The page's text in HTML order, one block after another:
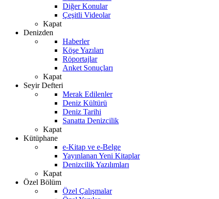
Diğer Konular
Çeşitli Videolar
Kapat
Denizden
Haberler
Köşe Yazıları
Röportajlar
Anket Sonuçları
Kapat
Seyir Defteri
Merak Edilenler
Deniz Kültürü
Deniz Tarihi
Sanatta Denizcilik
Kapat
Kütüphane
e-Kitap ve e-Belge
Yayınlanan Yeni Kitaplar
Denizcilik Yazılımları
Kapat
Özel Bölüm
Özel Çalışmalar